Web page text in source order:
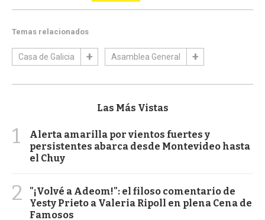
Temas relacionados
Casa de Galicia Asamblea General
Las Más Vistas
1
Alerta amarilla por vientos fuertes y
persistentes abarca desde Montevideo hasta
el Chuy
2
"¡Volvé a Adeom!": el filoso comentario de
Yesty Prieto a Valeria Ripoll en plena Cena de
Famosos